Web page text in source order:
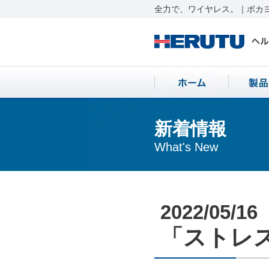
全力で、ワイヤレス。｜ポカ
新着情報
What's New
2022/05/16
「スト